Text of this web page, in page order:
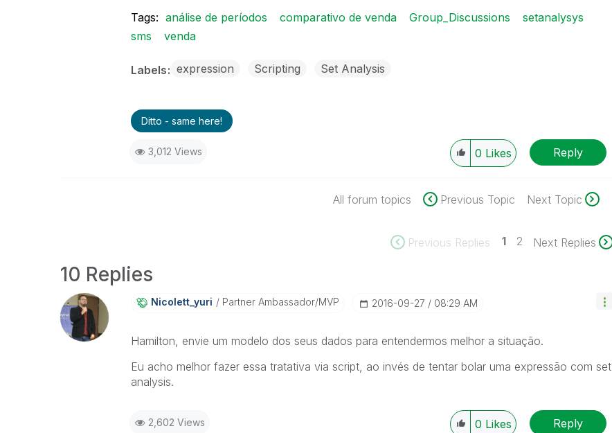
Tags: análise de períodos comparativo de venda Group_Discussions
setanalysys
sms
venda
Labels expression Scripting Set Analysis
Ditto - same here!
3,012 Views 0 Likes Reply
All forum topics Previous Topic Next Topic
Previous Replies 1 2 Next Replies
10 Replies
Nicolett_yuri Partner Ambassador/MVP ‎2016-09-27 08:29 AM
Hamilton, envie um modelo dos seus dados para entendermos melhor a situação.
Eu acho melhor fazer essa tratativa via script, ao invés de tentar bolar uma expressão com set
analysis.
2,602 Views 0 Likes Reply